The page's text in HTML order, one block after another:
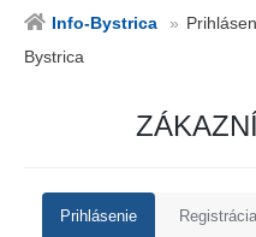
Info-Bystrica
Bystrica
Prihlásenie Registrácia